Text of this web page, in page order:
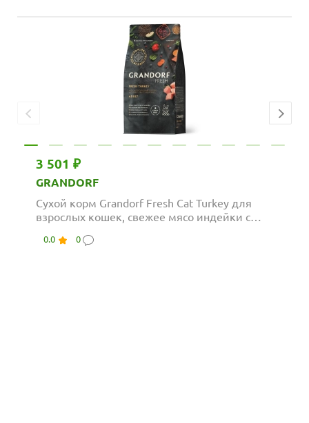
3 501 ₽
GRANDORF
Сухой корм Grandorf Fresh Cat Turkey для
взрослых кошек, свежее мясо индейки с
0.0 0